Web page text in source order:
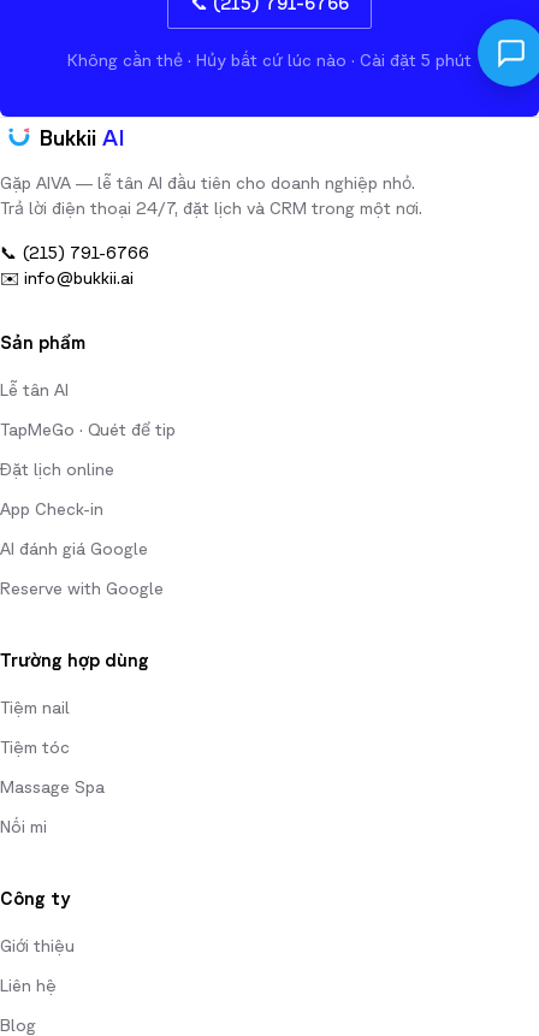
Không cần thẻ · Hủy bất cứ lúc nào · Cài đặt 5 phút
Bukkii AI
Gặp AIVA — lễ tân AI đầu tiên cho doanh nghiệp nhỏ.
Trả lời điện thoại 24/7, đặt lịch và CRM trong một nơi.
📞 (215) 791-6766
✉️ info@bukkii.ai
Sản phẩm
Lễ tân AI
TapMeGo · Quét để tip
Đặt lịch online
App Check-in
AI đánh giá Google
Reserve with Google
Trường hợp dùng
Tiệm nail
Tiệm tóc
Massage Spa
Nối mi
Công ty
Giới thiệu
Liên hệ
Blog